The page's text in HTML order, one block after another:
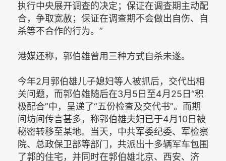
执行中央展开调查的决定；保证在调查期主动配
合，争取宽赦；保证在调查期不会做出自伤、自
杀等不合作的行为。”
港媒还称，郭伯雄曾用三种方式自杀未遂。
今年2月郭伯雄儿子媳妇等人被抓后，交代出相
关问题，而郭伯雄随后在3月5日至4月25日“积
极配合”中，呈递了“五份检查及交代书”。而期
间坊间传言甚多，称郭伯雄夫妇已于4月10日被
秘密转移至某地。当天，中共军委纪委、军检察
院、总政保卫部等部门，共派出十多辆军车包围
了郭的住宅，并同时在郭伯雄北京、西安、济